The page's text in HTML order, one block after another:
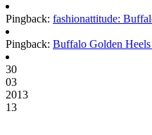
Pingback: fashionattitude:
Pingback: Buffalo Golden
30
03
2013
13